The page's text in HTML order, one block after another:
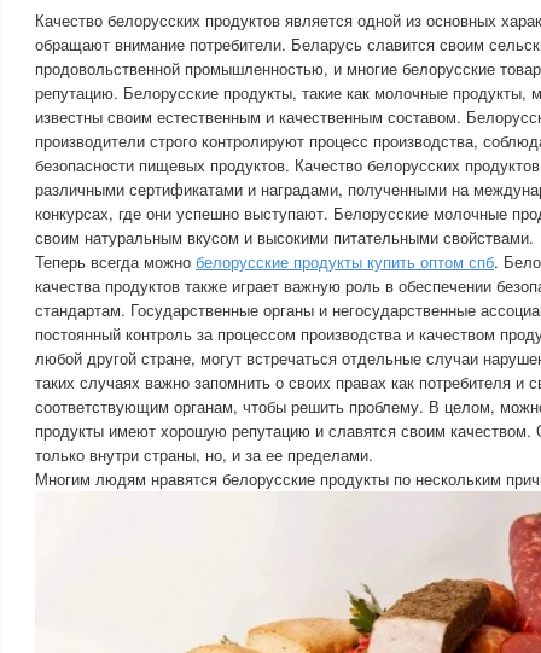
Качество белорусских продуктов является одной из основных
обращают внимание потребители. Беларусь славится своим
продовольственной промышленностью, и многие белорусские
репутацию. Белорусские продукты, такие как молочные
известны своим естественным и качественным составом.
производители строго контролируют процесс производства,
безопасности пищевых продуктов. Качество белорусских
различными сертификатами и наградами, полученными на
конкурсах, где они успешно выступают. Белорусские молочные
своим натуральным вкусом и высокими питательными свойствами.
Теперь всегда можно белорусские продукты купить оптом спб.
качества продуктов также играет важную роль в обеспечении
стандартам. Государственные органы и негосударственные
постоянный контроль за процессом производства и качеством
любой другой стране, могут встречаться отдельные случаи
таких случаях важно запомнить о своих правах как потребителя и
соответствующим органам, чтобы решить проблему. В целом,
продукты имеют хорошую репутацию и славятся своим
только внутри страны, но, и за ее пределами.
Многим людям нравятся белорусские продукты по нескольким